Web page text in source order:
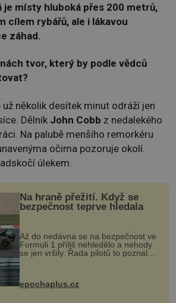
je místy hluboká přes 200 metrů,
cílem rybářů, ale i lákavou
záhad.
tvor, který by podle vědců
několik desítek minut odráží jen
Dělník John Cobb z nedalekého
Na palubě menšího remorkéru
očima pozoruje okolí.
úlekem.
Na hraně přežití. Když se
bezpečnost teprve hledala
Až do nedávna se na bezpečnost ve
Formuli 1 příliš nehledělo a nehody
se jen vršily. Řada pilotů to poznala
na vlastní kůži, často s trvalými
následky nebo bohužel i ztrátou
života. Dnes nepochopiteln...
epochaplus.cz